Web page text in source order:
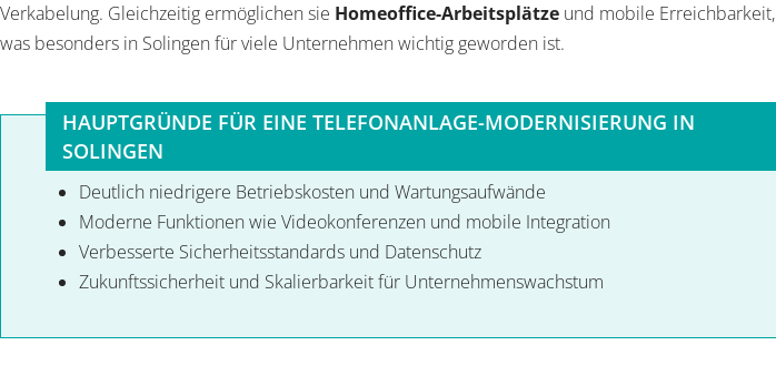
Verkabelung. Gleichzeitig ermöglichen sie Homeoffice-Arbeitsplätze und mobile Erreichbarkeit,
was besonders in Solingen für viele Unternehmen wichtig geworden ist.
HAUPTGRÜNDE FÜR EINE TELEFONANLAGE-MODERNISIERUNG IN
SOLINGEN
Deutlich niedrigere Betriebskosten und Wartungsaufwände
Moderne Funktionen wie Videokonferenzen und mobile Integration
Verbesserte Sicherheitsstandards und Datenschutz
Zukunftssicherheit und Skalierbarkeit für Unternehmenswachstum